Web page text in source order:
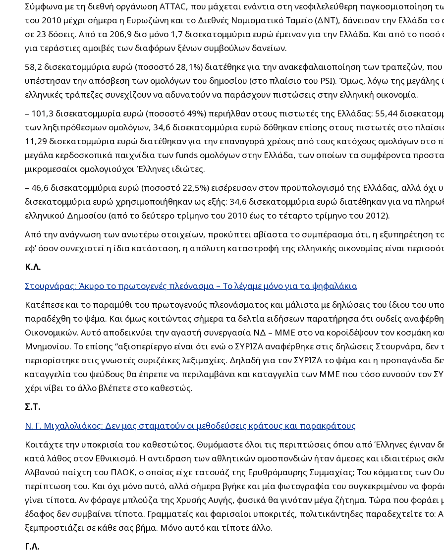
Σύμφωνα με τη διεθνή οργάνωση ATTAC, που μάχεται ενάντια στη νεοφιλελεύθερη
του 2010 μέχρι σήμερα η Ευρωζώνη και το Διεθνές Νομισματικό Ταμείο (ΔΝΤ), δάνεισαν την Ελλάδα
σε 23 δόσεις. Από τα 206,9 δισ μόνο 1,7 δισεκατομμύρια ευρώ έμειναν για την Ελλάδα. Και από το
για τεράστιες αμοιβές των διαφόρων ξένων συμβούλων δανείων.
58,2 δισεκατομμύρια ευρώ (ποσοστό 28,1%) διατέθηκε για την ανακεφαλαιοποίηση των τραπεζών,
υπέστησαν την απόσβεση των ομολόγων του δημοσίου (στο πλαίσιο του PSI). Όμως, λόγω της
ελληνικές τράπεζες συνεχίζουν να αδυνατούν να παράσχουν πιστώσεις στην ελληνική οικονομία.
– 101,3 δισεκατομμυρία ευρώ (ποσοστό 49%) περιήλθαν στους πιστωτές της Ελλάδας: 55,44
των ληξιπρόθεσμων ομολόγων, 34,6 δισεκατομμύρια ευρώ δόθηκαν επίσης στους πιστωτές στο
11,29 δισεκατομμύρια ευρώ διατέθηκαν για την επαναγορά χρέους από τους κατόχους ομολόγων στο
μεγάλα κερδοσκοπικά παιχνίδια των funds ομολόγων στην Ελλάδα, των οποίων τα συμφέροντα
μικρομεσαίοι ομολογιούχοι Έλληνες ιδιώτες.
– 46,6 δισεκατομμύρια ευρώ (ποσοστό 22,5%) εισέρευσαν στον προϋπολογισμό της Ελλάδας, αλλά
δισεκατομμύρια ευρώ χρησιμοποιήθηκαν ως εξής: 34,6 δισεκατομμύρια ευρώ διατέθηκαν για να
ελληνικού Δημοσίου (από το δεύτερο τρίμηνο του 2010 έως το τέταρτο τρίμηνο του 2012).
Από την ανάγνωση των ανωτέρω στοιχείων, προκύπτει αβίαστα το συμπέρασμα ότι, η εξυπηρέτηση του
εφ’ όσον συνεχιστεί η ίδια κατάσταση, η απόλυτη καταστροφή της ελληνικής οικονομίας είναι
Κ.Λ.
Στουρνάρας: Άκυρο το πρωτογενές πλεόνασμα – Το λέγαμε μόνο για τα ψηφαλάκια
Κατέπεσε και το παραμύθι του πρωτογενούς πλεονάσματος και μάλιστα με δηλώσεις του ίδιου του
παραδέχθη το ψέμα. Και όμως κοιτώντας σήμερα τα δελτία ειδήσεων παρατήρησα ότι ουδείς
Οικονομικών. Αυτό αποδεικνύει την αγαστή συνεργασία ΝΔ – ΜΜΕ στο να κοροϊδέψουν τον κοσμάκη
Μνημονίου. Το επίσης “αξιοπερίεργο είναι ότι ενώ ο ΣΥΡΙΖΑ αναφέρθηκε στις δηλώσεις Στουρνάρα,
περιορίστηκε στις γνωστές συριζέικες λεξιμαχίες. Δηλαδή για τον ΣΥΡΙΖΑ το ψέμα και η προπαγάνδα
καταγγελία του ψεύδους θα έπρεπε να περιλαμβάνει και καταγγελία των ΜΜΕ που τόσο ευνοούν τον
χέρι νίβει το άλλο βλέπετε στο καθεστώς.
Σ.Τ.
Ν. Γ. Μιχαλολιάκος: Δεν μας σταματούν οι μεθοδεύσεις κράτους και παρακράτους
Κοιτάχτε την υποκρισία του καθεστώτος. Θυμόμαστε όλοι τις περιπτώσεις όπου από Έλληνες έγιναν
κατά λάθος στον Εθνικισμό. Η αντιδραση των αθλητικών ομοσπονδιών ήταν άμεσες και ιδιαιτέρως
Αλβανού παίχτη του ΠΑΟΚ, ο οποίος είχε τατουάζ της Ερυθρόμαυρης Συμμαχίας; Του κόμματος των
περίπτωση του. Και όχι μόνο αυτό, αλλά σήμερα βγήκε και μία φωτογραφία του συγκεκριμένου να
γίνει τίποτα. Αν φόραγε μπλούζα της Χρυσής Αυγής, φυσικά θα γινόταν μέγα ζήτημα. Τώρα που
έδαφος δεν συμβαίνει τίποτα. Γραμματείς και φαρισαίοι υποκριτές, πολιτικάντηδες παραδεχτείτε
ξεμπροστιάζει σε κάθε σας βήμα. Μόνο αυτό και τίποτε άλλο.
Γ.Λ.